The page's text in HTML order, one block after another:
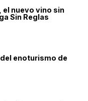
el nuevo vino sin
Sin Reglas
enoturismo de